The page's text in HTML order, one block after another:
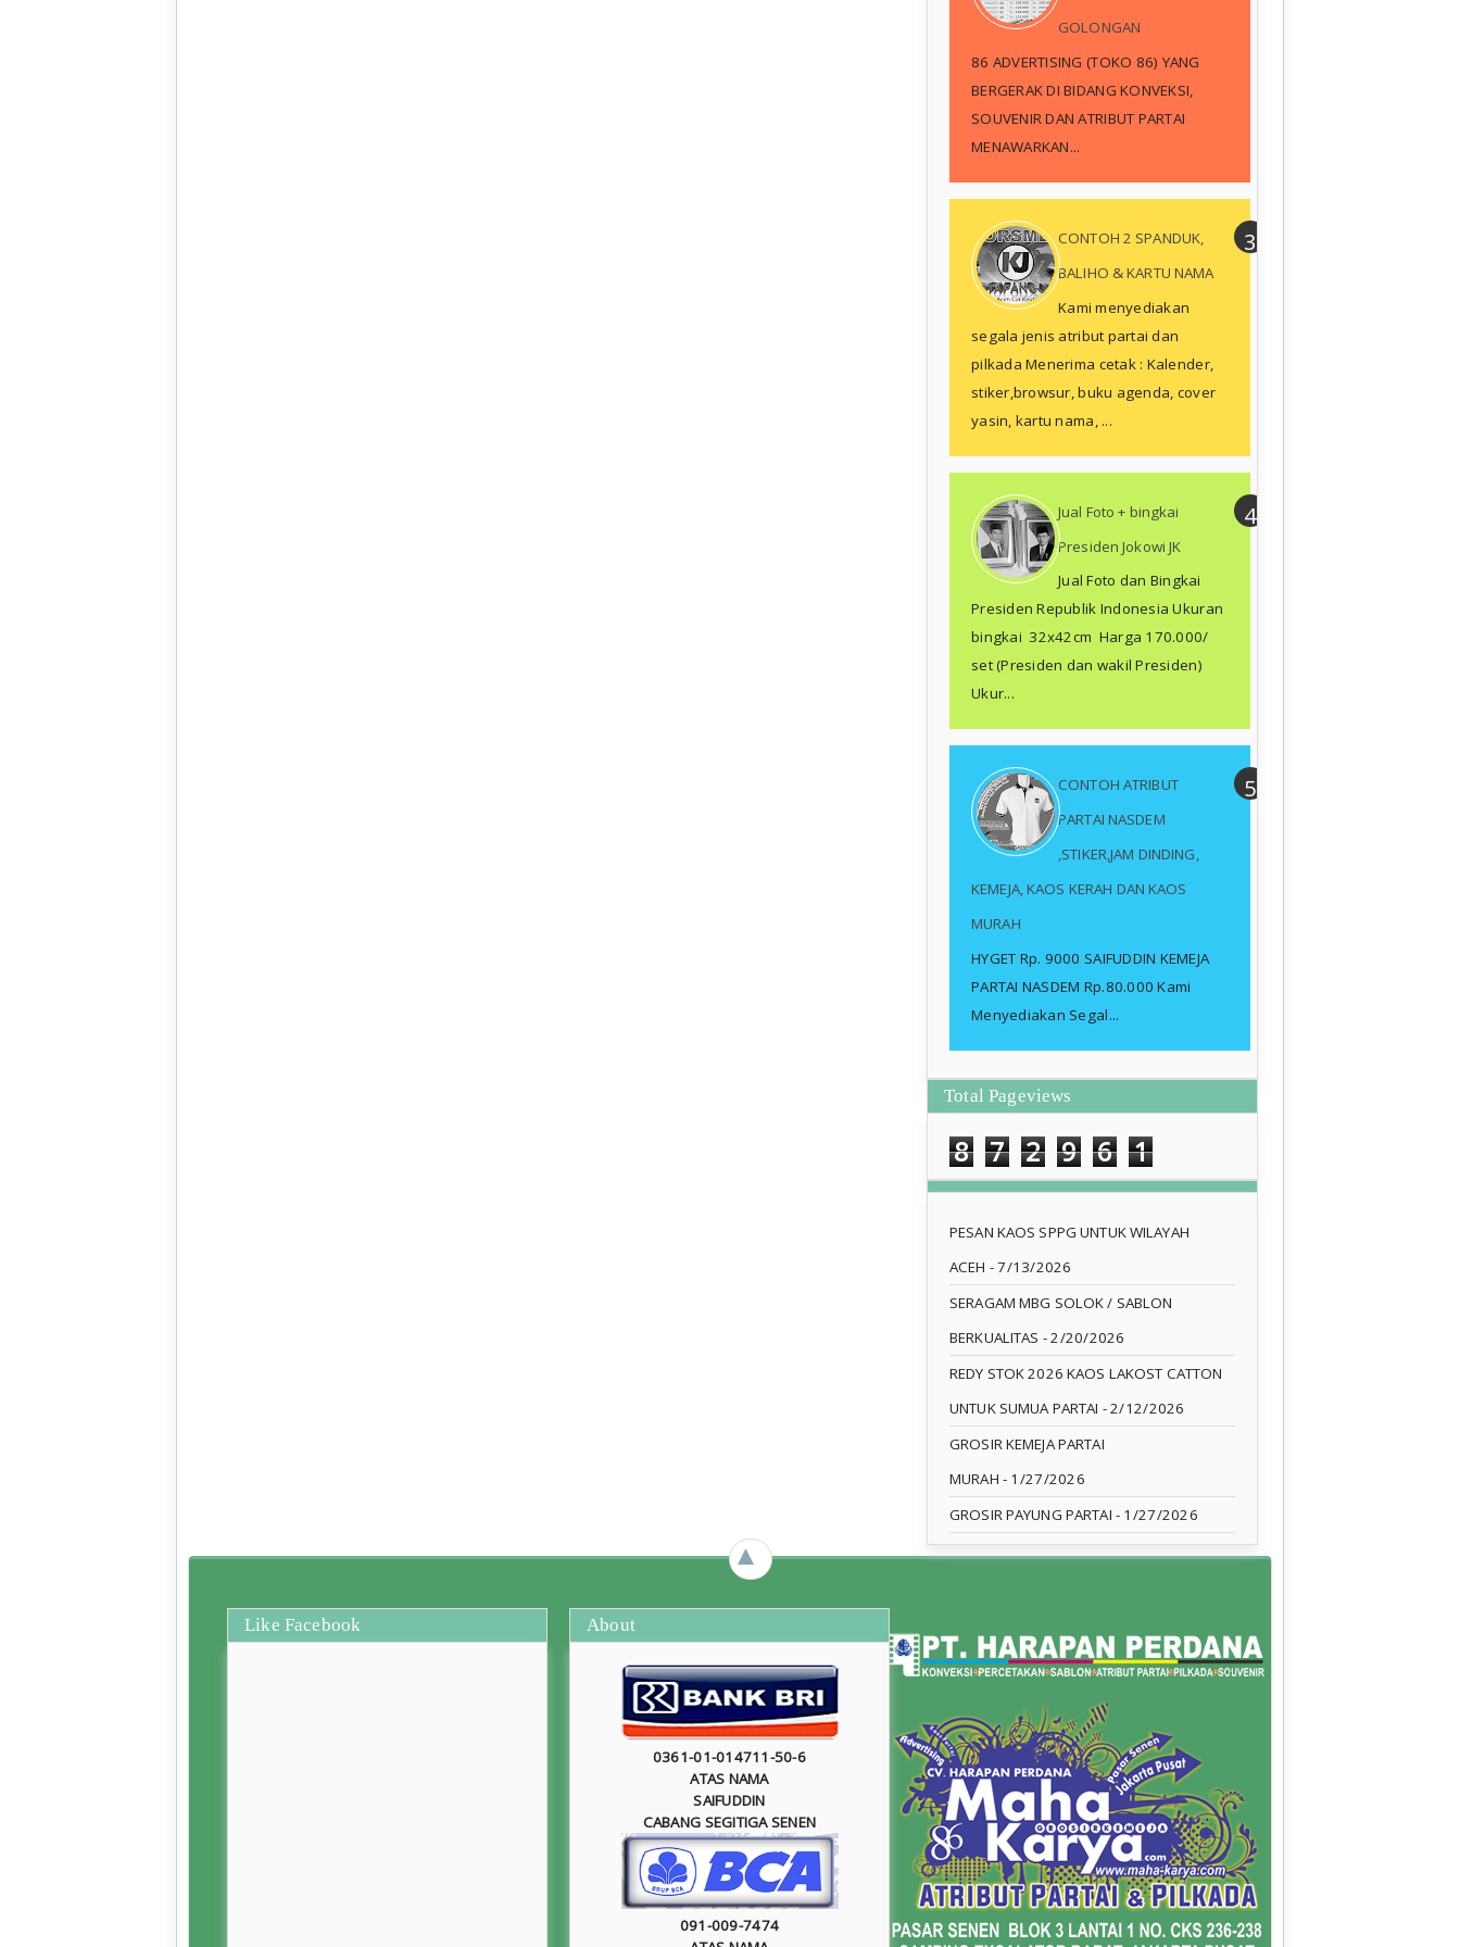
GOLONGAN
86 ADVERTISING (TOKO 86) YANG
BERGERAK DI BIDANG KONVEKSI,
SOUVENIR DAN ATRIBUT PARTAI
MENAWARKAN...
CONTOH 2 SPANDUK,
BALIHO & KARTU NAMA
Kami menyediakan
segala jenis atribut partai dan
pilkada Menerima cetak : Kalender,
stiker,browsur, buku agenda, cover
yasin, kartu nama, ...
Jual Foto + bingkai
Presiden Jokowi JK
Jual Foto dan Bingkai
Presiden Republik Indonesia Ukuran
bingkai 32x42cm Harga 170.000/
set (Presiden dan wakil Presiden)
Ukur...
CONTOH ATRIBUT
PARTAI NASDEM
,STIKER,JAM DINDING,
KEMEJA, KAOS KERAH DAN KAOS
MURAH
HYGET Rp. 9000 SAIFUDDIN KEMEJA
PARTAI NASDEM Rp.80.000 Kami
Menyediakan Segal...
Total Pageviews
8 7 2 9 6 1
PESAN KAOS SPPG UNTUK WILAYAH
ACEH - 7/13/2026
SERAGAM MBG SOLOK / SABLON
BERKUALITAS - 2/20/2026
REDY STOK 2026 KAOS LAKOST CATTON
UNTUK SUMUA PARTAI - 2/12/2026
GROSIR KEMEJA PARTAI
MURAH - 1/27/2026
GROSIR PAYUNG PARTAI - 1/27/2026
►
Like Facebook About
0361-01-014711-50-6
ATAS NAMA
SAIFUDDIN
CABANG SEGITIGA SENEN
091-009-7474